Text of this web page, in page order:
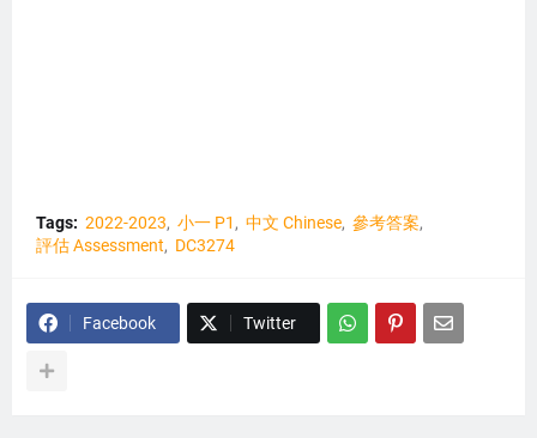
Tags: 2022-2023 小一 P1 中文 Chinese 參考答案
評估 Assessment
DC3274
Facebook Twitter